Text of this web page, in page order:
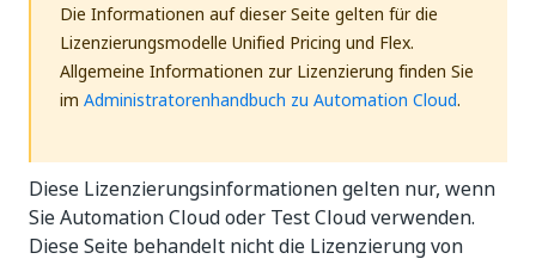
Die Informationen auf dieser Seite gelten für die
Lizenzierungsmodelle Unified Pricing und Flex.
Allgemeine Informationen zur Lizenzierung finden Sie
im Administratorenhandbuch zu Automation Cloud.
Diese Lizenzierungsinformationen gelten nur, wenn
Sie Automation Cloud oder Test Cloud verwenden.
Diese Seite behandelt nicht die Lizenzierung von